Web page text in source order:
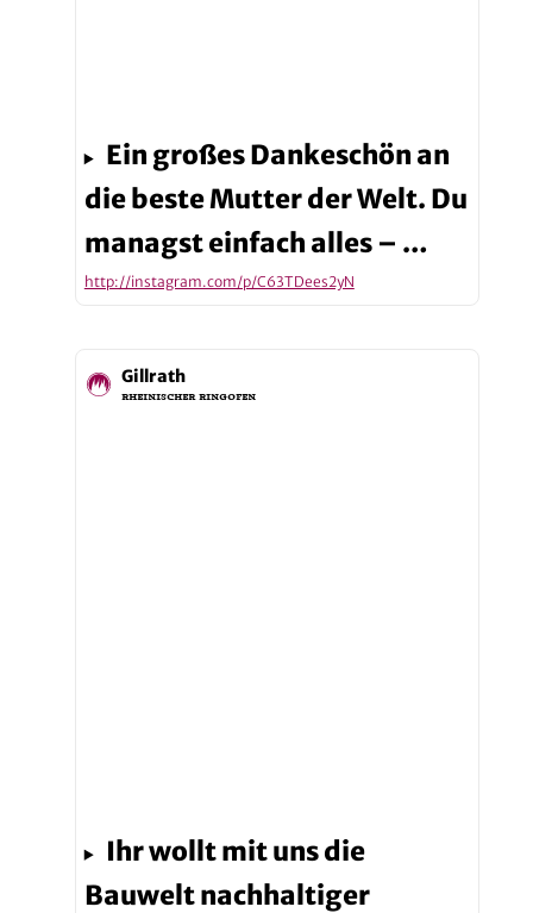
Ein großes Dankeschön an
die beste Mutter der Welt. Du
managst einfach alles – …
http://instagram.com/p/C63TDees2yN
Ihr wollt mit uns die
Bauwelt nachhaltiger